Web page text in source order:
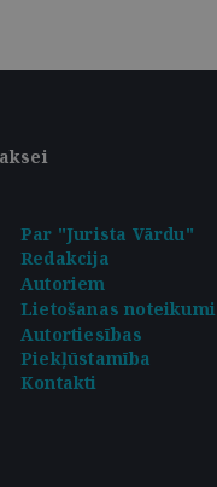
Par "Jurista Vārdu"
Redakcija
Autoriem
Lietošanas noteikumi
Autortiesības
Piekļūstamība
Kontakti